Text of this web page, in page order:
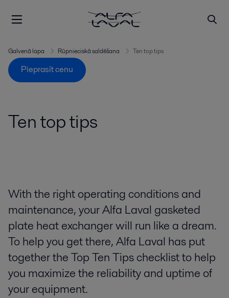
Galvenā lapa Rūpnieciskā saldēšana Ten top tips
Pieprasīt cenu
Ten top tips
With the right operating conditions and
maintenance, your Alfa Laval gasketed
plate heat exchanger will run like a dream.
To help you get there, Alfa Laval has put
together the Top Ten Tips checklist to help
you maximize the reliability and uptime of
your equipment.